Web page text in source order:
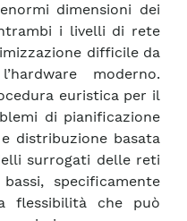
dimensioni dei
i livelli di rete
difficile da
moderno.
euristica per il
di pianificazione
distribuzione basata
surrogati delle reti
specificamente
flessibilità che può